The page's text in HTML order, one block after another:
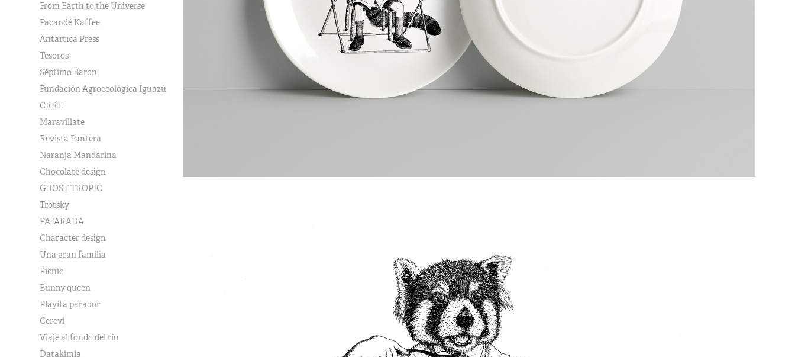
From Earth to the Universe
Pacandé Kaffee
Antartica Press
Tesoros
Séptimo Barón
Fundación Agroecológica Iguazú
CRRE
Maravíllate
Revista Pantera
Naranja Mandarina
Chocolate design
GHOST TROPIC
Trotsky
PAJARADA
Character design
Una gran familia
Picnic
Bunny queen
Playita parador
Cereví
Viaje al fondo del río
Datakimia